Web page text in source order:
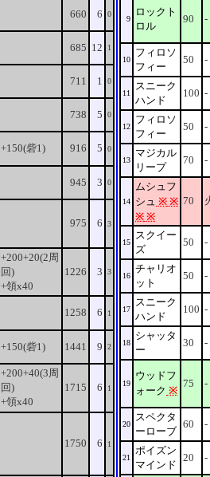
660 6 0
685 12 1
711 1 0
738 5 0
+150(砦1) 916 5 0
945 3 0
975 6 3
+200+20(2周
回)
+領x40
1226 3 3
1258 6 1
+150(砦1) 1441 9 2
+200+40(3周
回)
+領x40
1715 6 1
1750 6 1
9
ロックト
ロル
90 -
10
フィロソ
フィー
50 -
11
スニーク
ハンド
100 -
12
フィロソ
フィー
50 -
13
マジカル
リープ
70 -
14
ムシュフ
シュ ※ ※
※ ※
70
15
スクイー
ズ
50 -
16
チャリオ
ット
50 -
17
スニーク
ハンド
100 -
18
シャッタ
ー
30 -
19
ウッドフ
ォーク ※
75 -
20
スペクタ
ーローブ
60 -
21
ポイズン
マインド
20 -